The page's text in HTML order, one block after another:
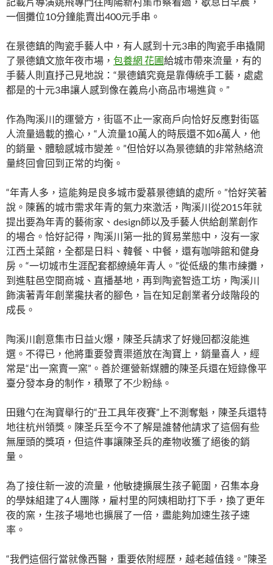
一個攤位10分鐘能賣出400元手串。
在景德鎮的陶瓷手藝人中，有人感到十元3串的陶瓷手串撬開
了景德鎮文旅年夜市場， 包養網 花圃給城市帶來流量，有的
手藝人則直抒己見地說：“景德鎮究竟是靠傳統手工藝，處處
都是的十元3串讓人感到像在義烏小商品市場進貨。”
作為陶溪川的運營方，街區不止一家商戶向恰好反應對街區
人流量過載的擔心，“人流量10萬人的時辰還不如6萬人，他
的銷量、體驗感城市變差。”但恰好以為景德鎮的非常熱絡流
量終回會回到正常的均衡。
“年青人多，這能夠是良多城市愛慕景德鎮的處所。”恰好笑著
說。陳舊的城市需求年青的氣力來激活，陶溪川從2015年就
提出要為年青的藝術家、design師以及手藝人供給創業創作
的場合。恰好記得，陶溪川第一批的貿易業態中，沒有一家
江西土菜館，全都是日料、韓餐、中餐，還有咖啡館和健身
房。“一切城市生涯配套都繚繞年青人。”從低級的集市練攤，
到進駐邑空間商城、直播基地，再到陶瓷智造工坊，陶溪川
飾演著青年創業攙扶者的腳色，旨在知足創業者分歧階段的
成長。
陶溪川創意集市日益火爆，陳圣兵請求了好幾回都沒能進
選。不得已，他將重要發賣渠道放在淘寶上，銷量喜人，經
常是“出一窯賣一窯”。善於運營新媒體的陳圣兵還在短錄像平
臺分發本身的制作，積聚了不少粉絲。
田雞勺在淘寶舉行的“丑工具年夜賽”上不測奪魁，陳圣兵還特
地往杭州領獎。陳圣兵至今不了解是誰替他請求了這個有些
無厘頭的獎項，但這件事讓陳圣兵的產物收獲了絕後的銷
量。
為了接住新一波的流量，他敏捷擴展生孩子範圍，召集本身
的學妹組建了4人團隊，雇村里的阿姨相助打下手，換了更年
夜的窯，生孩子場地也擴展了一倍，盡能夠加速生孩子速
率。
“我們這個行當就像西醫，重要依附經歷，越老越值錢。”陳圣